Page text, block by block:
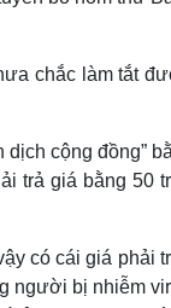
chắc làm tắt
cộng đồng”
trả giá bằng
có cái giá phải
người bị nhiễm